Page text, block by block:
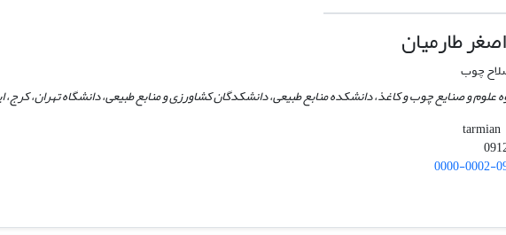
طارمیان
چوب
علوم و صنایع چوب و کاغذ، دانشکده منابع طبیعی، دانشکدگان کشاورزی و منابع طبیعی، دانشگاه تهران، کرج،
0000-0002-